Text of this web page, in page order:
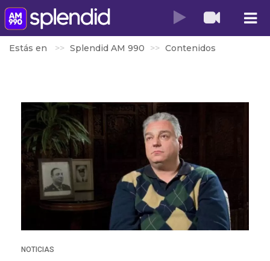
Estás en Splendid AM 990 Contenidos
NOTICIAS